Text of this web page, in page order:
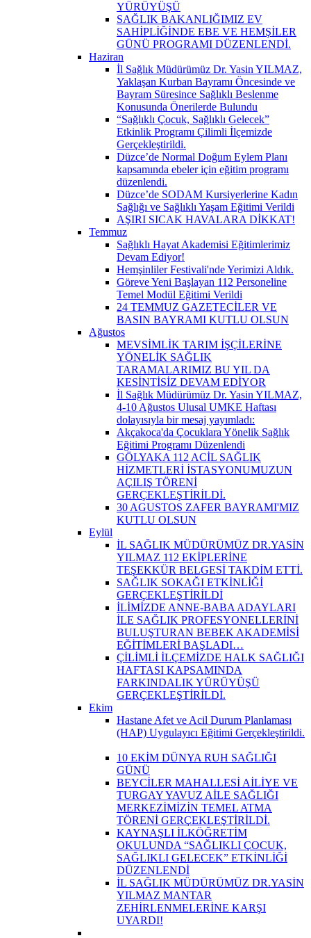
YÜRÜYÜŞÜ
SAĞLIK BAKANLIĞIMIZ EV
SAHİPLİĞİNDE EBE VE HEMŞİLER
GÜNÜ PROGRAMI DÜZENLENDİ.
Haziran
İl Sağlık Müdürümüz Dr. Yasin YILMAZ,
Yaklaşan Kurban Bayramı Öncesinde ve
Bayram Süresince Sağlıklı Beslenme
Konusunda Önerilerde Bulundu
“Sağlıklı Çocuk, Sağlıklı Gelecek”
Etkinlik Programı Çilimli İlçemizde
Gerçekleştirildi.
Düzce’de Normal Doğum Eylem Planı
kapsamında ebeler için eğitim programı
düzenlendi.
Düzce’de SODAM Kursiyerlerine Kadın
Sağlığı ve Sağlıklı Yaşam Eğitimi Verildi
AŞIRI SICAK HAVALARA DİKKAT!
Temmuz
Sağlıklı Hayat Akademisi Eğitimlerimiz
Devam Ediyor!
Hemşinliler Festivali'nde Yerimizi Aldık.
Göreve Yeni Başlayan 112 Personeline
Temel Modül Eğitimi Verildi
24 TEMMUZ GAZETECİLER VE
BASIN BAYRAMI KUTLU OLSUN
Ağustos
MEVSİMLİK TARIM İŞÇİLERİNE
YÖNELİK SAĞLIK
TARAMALARIMIZ BU YIL DA
KESİNTİSİZ DEVAM EDİYOR
İl Sağlık Müdürümüz Dr. Yasin YILMAZ,
4-10 Ağustos Ulusal UMKE Haftası
dolayısıyla bir mesaj yayımladı:
Akçakoca'da Çocuklara Yönelik Sağlık
Eğitimi Programı Düzenlendi
GÖLYAKA 112 ACİL SAĞLIK
HİZMETLERİ İSTASYONUMUZUN
AÇILIŞ TÖRENİ
GERÇEKLEŞTİRİLDİ.
30 AGUSTOS ZAFER BAYRAMI'MIZ
KUTLU OLSUN
Eylül
İL SAĞLIK MÜDÜRÜMÜZ DR.YASİN
YILMAZ 112 EKİPLERİNE
TEŞEKKÜR BELGESİ TAKDİM ETTİ.
SAĞLIK SOKAĞI ETKİNLİĞİ
GERÇEKLEŞTİRİLDİ
İLİMİZDE ANNE-BABA ADAYLARI
İLE SAĞLIK PROFESYONELLERİNİ
BULUŞTURAN BEBEK AKADEMİSİ
EĞİTİMLERİ BAŞLADI…
ÇİLİMLİ İLÇEMİZDE HALK SAĞLIĞI
HAFTASI KAPSAMINDA
FARKINDALIK YÜRÜYÜŞÜ
GERÇEKLEŞTİRİLDİ.
Ekim
Hastane Afet ve Acil Durum Planlaması
(HAP) Uygulayıcı Eğitimi Gerçekleştirildi.
10 EKİM DÜNYA RUH SAĞLIĞI
GÜNÜ
BEYCİLER MAHALLESİ AİLİYE VE
TURGAY YAVUZ AİLE SAĞLIĞI
MERKEZİMİZİN TEMEL ATMA
TÖRENİ GERÇEKLEŞTİRİLDİ.
KAYNAŞLI İLKÖĞRETİM
OKULUNDA “SAĞLIKLI ÇOCUK,
SAĞLIKLI GELECEK” ETKİNLİĞİ
DÜZENLENDİ
İL SAĞLIK MÜDÜRÜMÜZ DR.YASİN
YILMAZ MANTAR
ZEHİRLENMELERİNE KARŞI
UYARDI!